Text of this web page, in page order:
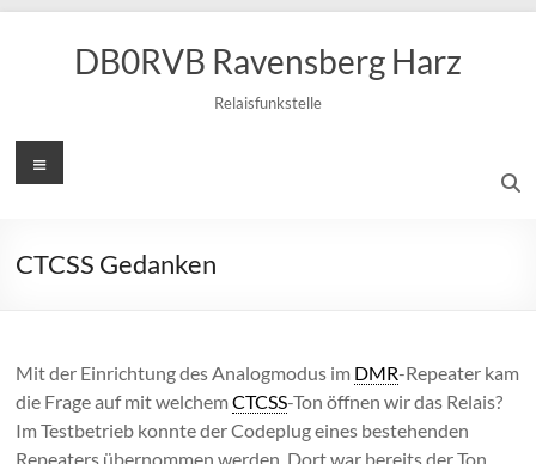
DB0RVB Ravensberg Harz
Relaisfunkstelle
Menü
CTCSS Gedanken
Mit der Einrichtung des Analogmodus im DMR-Repeater kam
die Frage auf mit welchemCTCSS-Ton öffnen wir das Relais?
Im Testbetrieb konnte der Codeplug eines bestehenden
Repeaters übernommen werden. Dort war bereits der Ton